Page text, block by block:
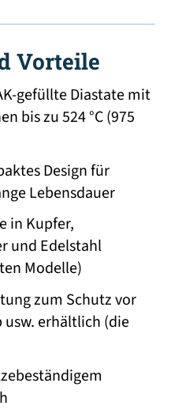
Vorteile
gefüllte Diastate mit
bis zu 524 °C (975
Design für
Lebensdauer
in Kupfer,
und Edelstahl
Modelle)
zum Schutz vor
erhältlich (die